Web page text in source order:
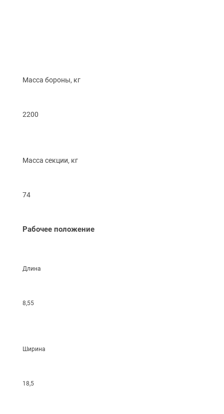
Масса бороны, кг
2200
Масса секции, кг
74
Рабочее положение
Длина
8,55
Ширина
18,5